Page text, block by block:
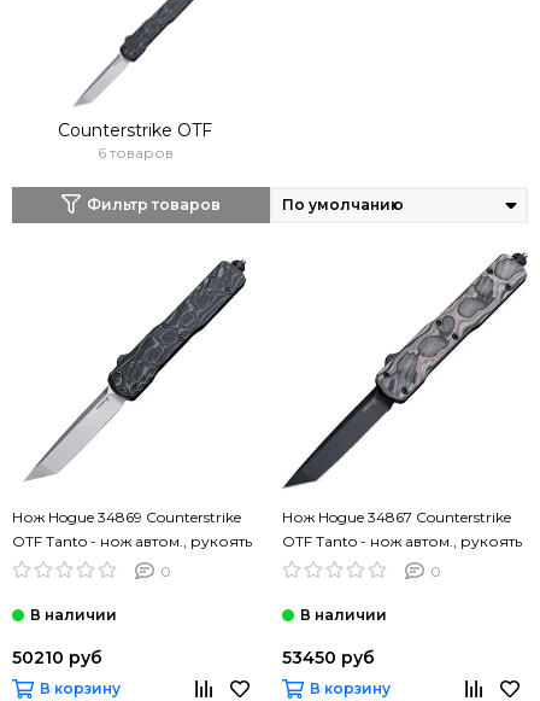
Counterstrike OTF
6 товаров
Фильтр товаров
Нож Hogue 34869 Counterstrike
OTF Tanto - нож автом., рукоять
цветн. G10, клинок CPM 20CV
0
50210 руб
В корзину
Нож Hogue 34867 Counterstrike
OTF Tanto - нож автом., рукоять
коричн. G10, черн. клинок CPM
0
53450 руб
В корзину